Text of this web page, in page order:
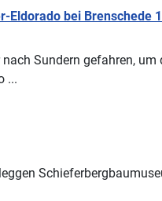
Eldorado bei Brenschede
Sundern gefahren, um
...